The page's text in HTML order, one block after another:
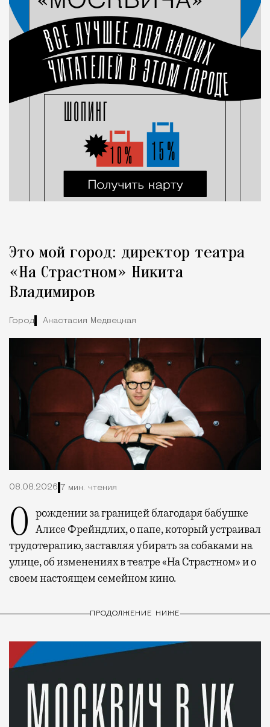
Это мой город: директор театра
«На Страстном» Никита
Владимиров
Город Анастасия Медвецкая
08.08.2026 7 мин. чтения
О рождении за границей благодаря бабушке Алисе Фрейндлих, о папе, который устраивал
трудотерапию, заставляя убирать за собаками на
улице, об изменениях в театре «На Страстном» и о
своем настоящем семейном кино.
ПРОДОЛЖЕНИЕ НИЖЕ